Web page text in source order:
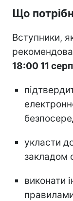
Що
Вступники,
18:00 11
укласти
закладом
виконати